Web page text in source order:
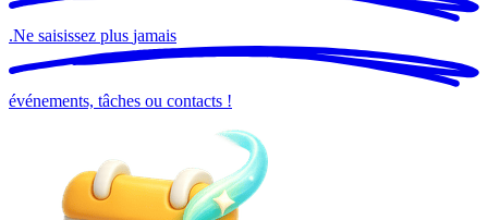
.Ne saisissez plus jamais
événements, tâches ou contacts !